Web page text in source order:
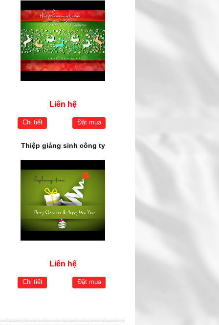
Liên hệ
Chi tiết Đặt mua
Thiệp giáng sinh công ty
Liên hệ
Chi tiết Đặt mua